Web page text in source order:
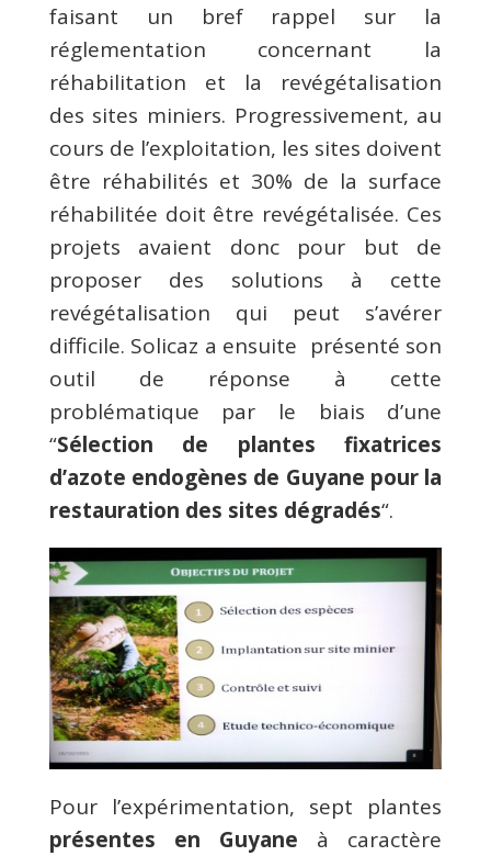
faisant un bref rappel sur la
réglementation concernant la
réhabilitation et la revégétalisation
des sites miniers. Progressivement, au
cours de l’exploitation, les sites doivent
être réhabilités et 30% de la surface
réhabilitée doit être revégétalisée. Ces
projets avaient donc pour but de
proposer des solutions à cette
revégétalisation qui peut s’avérer
difficile. Solicaz a ensuite présenté son
outil de réponse à cette
problématique par le biais d’une
“Sélection de plantes fixatrices
d’azote endogènes de Guyane pour la
restauration des sites dégradés“.
Pour l’expérimentation, sept plantes
présentes en Guyane à caractère